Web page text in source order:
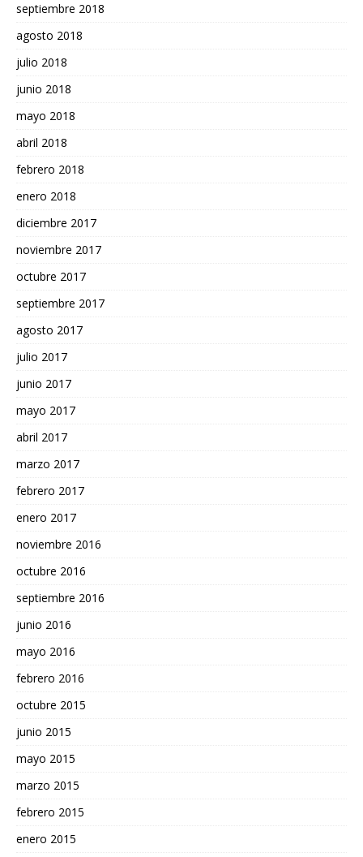
septiembre 2018
agosto 2018
julio 2018
junio 2018
mayo 2018
abril 2018
febrero 2018
enero 2018
diciembre 2017
noviembre 2017
octubre 2017
septiembre 2017
agosto 2017
julio 2017
junio 2017
mayo 2017
abril 2017
marzo 2017
febrero 2017
enero 2017
noviembre 2016
octubre 2016
septiembre 2016
junio 2016
mayo 2016
febrero 2016
octubre 2015
junio 2015
mayo 2015
marzo 2015
febrero 2015
enero 2015